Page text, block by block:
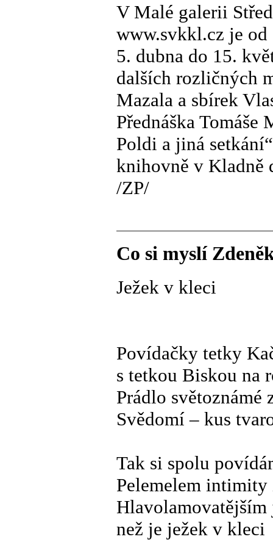
V Malé galerii
www.svkkl.cz je od
5. dubna do 15.
dalších rozličných
Mazala a sbírek
Přednáška Tomáše
Poldi a jiná
knihovně v Kladně
/ZP/
Co si myslí
Ježek v kleci
Povídačky tetky
s tetkou Biskou na
Prádlo světoznámé
Svědomí – kus
Tak si spolu
Pelemelem
než je ježek v kleci